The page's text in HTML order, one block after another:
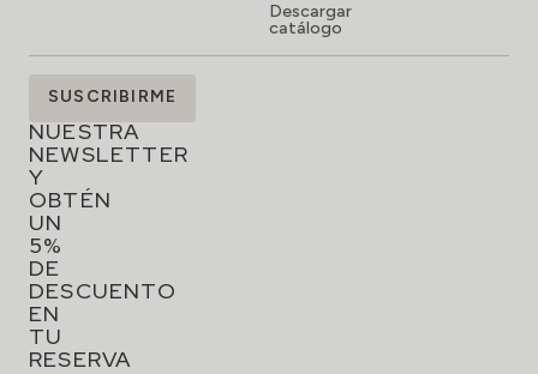
Descargar
catálogo
SUSCRÍBETE
NUESTRA
NEWSLETTER
Y
OBTÉN
UN
5%
DE
DESCUENTO
EN
TU
RESERVA
SUSCRIBIRME